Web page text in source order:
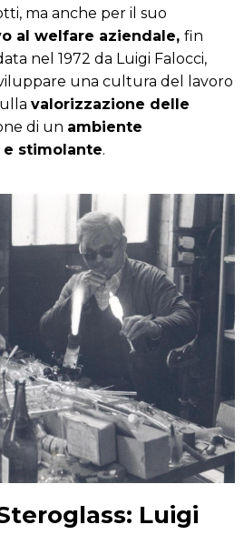
ma anche per il suo
al welfare aziendale, fin
nel 1972 da Luigi Falocci,
una cultura del lavoro
valorizzazione delle
di un ambiente
stimolante.
Luigi